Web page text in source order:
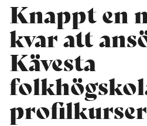
Knappt en
kvar att
Kävesta
profilkurser